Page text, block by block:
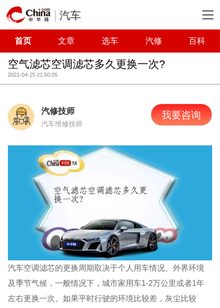
汽车
首页 文章 选车 汽修 百科
空气滤芯空调滤芯多久更换一次?
2021-04-25 21:50:05
汽修技师
汽车维修技师
我要咨询
汽车空调滤芯的更换周期取决于个人用车情况、外界环境
及季节气候，一般情况下，城市家用车1-2万公里或者1年
左右更换一次。如果平时行驶的环境比较差，灰尘比较